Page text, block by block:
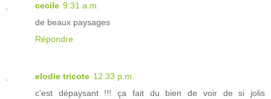
cecile 9:31 a.m.
de beaux paysages
Répondre
elodie tricote 12:33 p.m.
c'est dépaysant !!! ça fait du bien de voir de si jolis